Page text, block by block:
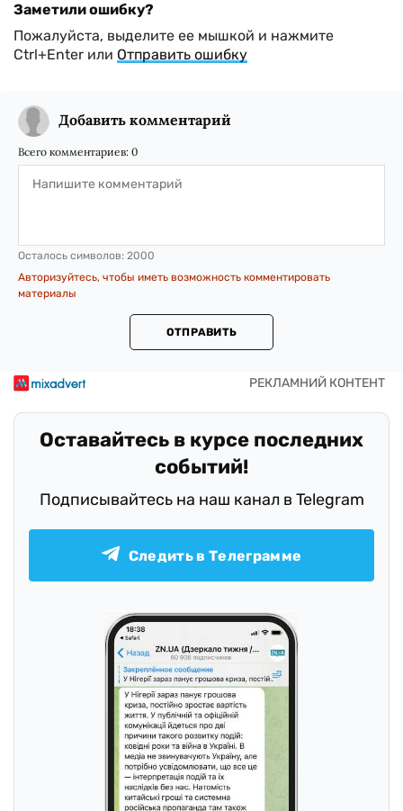
Заметили ошибку?
Пожалуйста, выделите ее мышкой и нажмите
Ctrl+Enter или Отправить ошибку
Добавить комментарий
Всего комментариев: 0
Осталось символов: 2000
Авторизуйтесь, чтобы иметь возможность комментировать
материалы
ОТПРАВИТЬ
Оставайтесь в курсе последних
событий!
Подписывайтесь на наш канал в Telegram
Следить в Телеграмме